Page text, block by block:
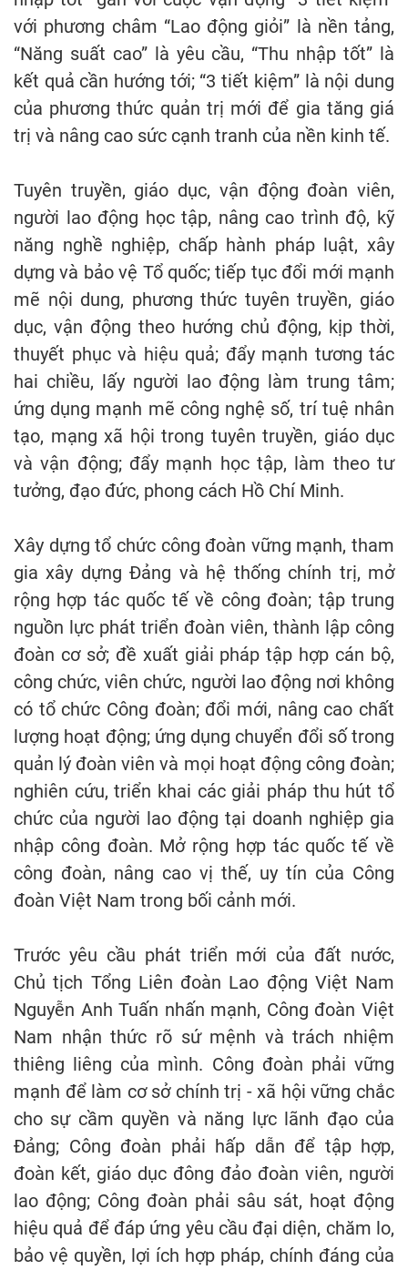
với phương châm “Lao động giỏi” là nền tảng,
“Năng suất cao” là yêu cầu, “Thu nhập tốt” là
kết quả cần hướng tới; “3 tiết kiệm” là nội dung
của phương thức quản trị mới để gia tăng giá
trị và nâng cao sức cạnh tranh của nền kinh tế.
Tuyên truyền, giáo dục, vận động đoàn viên,
người lao động học tập, nâng cao trình độ, kỹ
năng nghề nghiệp, chấp hành pháp luật, xây
dựng và bảo vệ Tổ quốc; tiếp tục đổi mới mạnh
mẽ nội dung, phương thức tuyên truyền, giáo
dục, vận động theo hướng chủ động, kịp thời,
thuyết phục và hiệu quả; đẩy mạnh tương tác
hai chiều, lấy người lao động làm trung tâm;
ứng dụng mạnh mẽ công nghệ số, trí tuệ nhân
tạo, mạng xã hội trong tuyên truyền, giáo dục
và vận động; đẩy mạnh học tập, làm theo tư
tưởng, đạo đức, phong cách Hồ Chí Minh.
Xây dựng tổ chức công đoàn vững mạnh, tham
gia xây dựng Đảng và hệ thống chính trị, mở
rộng hợp tác quốc tế về công đoàn; tập trung
nguồn lực phát triển đoàn viên, thành lập công
đoàn cơ sở; đề xuất giải pháp tập hợp cán bộ,
công chức, viên chức, người lao động nơi không
có tổ chức Công đoàn; đổi mới, nâng cao chất
lượng hoạt động; ứng dụng chuyển đổi số trong
quản lý đoàn viên và mọi hoạt động công đoàn;
nghiên cứu, triển khai các giải pháp thu hút tổ
chức của người lao động tại doanh nghiệp gia
nhập công đoàn. Mở rộng hợp tác quốc tế về
công đoàn, nâng cao vị thế, uy tín của Công
đoàn Việt Nam trong bối cảnh mới.
Trước yêu cầu phát triển mới của đất nước,
Chủ tịch Tổng Liên đoàn Lao động Việt Nam
Nguyễn Anh Tuấn nhấn mạnh, Công đoàn Việt
Nam nhận thức rõ sứ mệnh và trách nhiệm
thiêng liêng của mình. Công đoàn phải vững
mạnh để làm cơ sở chính trị - xã hội vững chắc
cho sự cầm quyền và năng lực lãnh đạo của
Đảng; Công đoàn phải hấp dẫn để tập hợp,
đoàn kết, giáo dục đông đảo đoàn viên, người
lao động; Công đoàn phải sâu sát, hoạt động
hiệu quả để đáp ứng yêu cầu đại diện, chăm lo,
bảo vệ quyền, lợi ích hợp pháp, chính đáng của